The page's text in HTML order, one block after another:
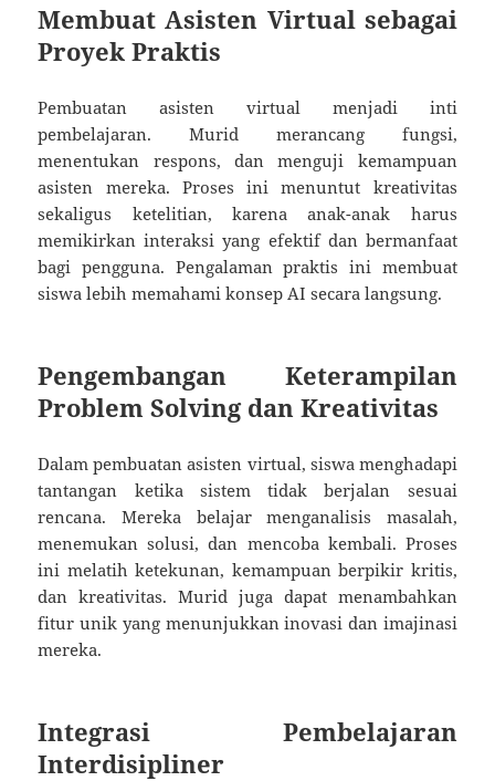
Membuat Asisten Virtual sebagai
Proyek Praktis
Pembuatan asisten virtual menjadi inti
pembelajaran. Murid merancang fungsi,
menentukan respons, dan menguji kemampuan
asisten mereka. Proses ini menuntut kreativitas
sekaligus ketelitian, karena anak-anak harus
memikirkan interaksi yang efektif dan bermanfaat
bagi pengguna. Pengalaman praktis ini membuat
siswa lebih memahami konsep AI secara langsung.
Pengembangan Keterampilan
Problem Solving dan Kreativitas
Dalam pembuatan asisten virtual, siswa menghadapi
tantangan ketika sistem tidak berjalan sesuai
rencana. Mereka belajar menganalisis masalah,
menemukan solusi, dan mencoba kembali. Proses
ini melatih ketekunan, kemampuan berpikir kritis,
dan kreativitas. Murid juga dapat menambahkan
fitur unik yang menunjukkan inovasi dan imajinasi
mereka.
Integrasi Pembelajaran
Interdisipliner